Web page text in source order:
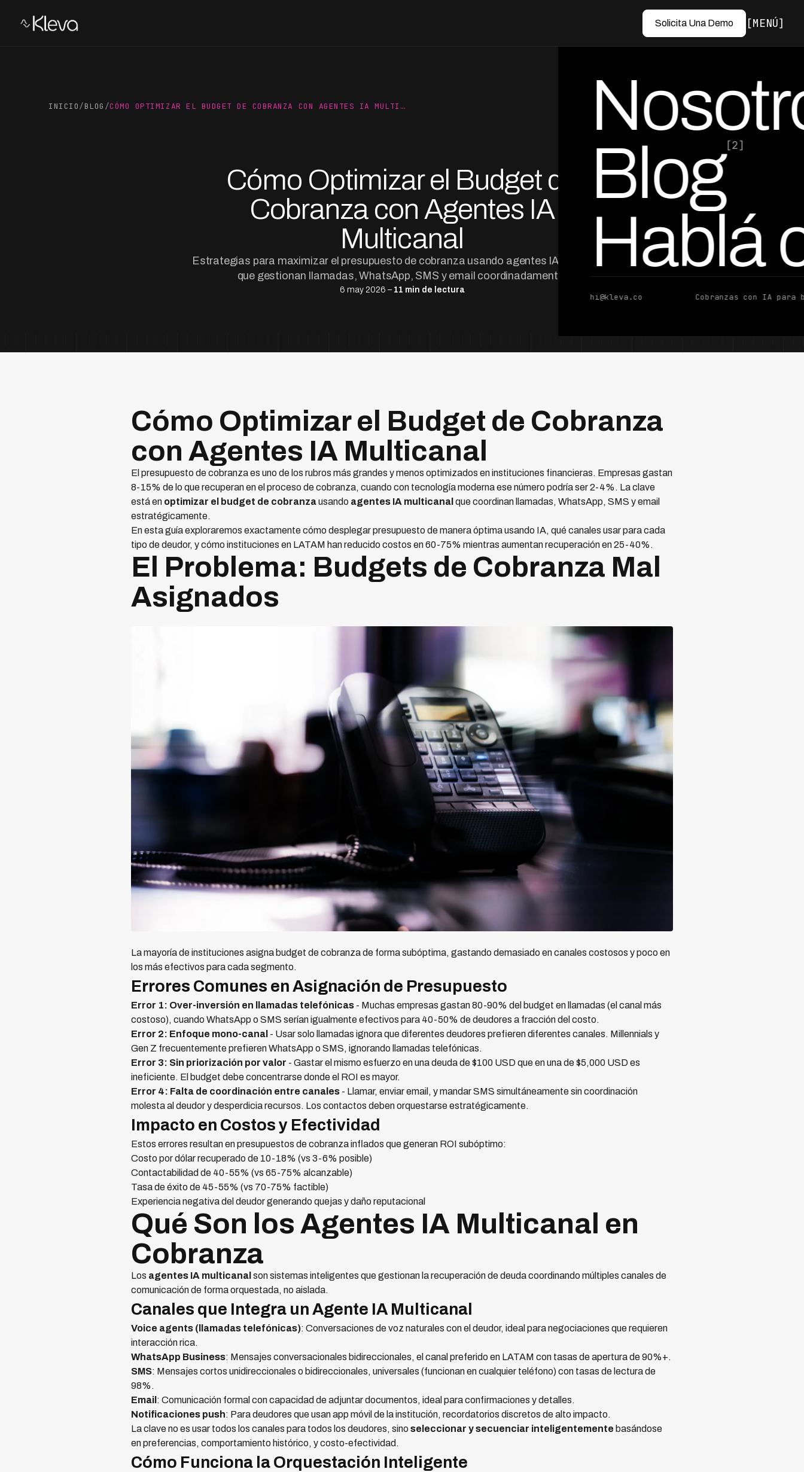
Solicita Una Demo MENÚ
Blog[2]
Hablá
hi@kleva.co Cobranzas con IA para
INICIO/BLOG /CÓMO OPTIMIZAR EL BUDGET DE COBRANZA CON AGENTES IA MULTI…
Cómo Optimizar el Budget de
Cobranza con Agentes IA
Multicanal
Estrategias para maximizar el presupuesto de cobranza usando agentes IA multicanal
que gestionan llamadas, WhatsApp, SMS y email coordinadamente.
6 may 2026 – 11 min de lectura
por Ed Escobar
Co-Founder & CEO
Cómo Optimizar el Budget de Cobranza
con Agentes IA Multicanal
El presupuesto de cobranza es uno de los rubros más grandes y menos optimizados en instituciones financieras. Empresas gastan
8-15% de lo que recuperan en el proceso de cobranza, cuando con tecnología moderna ese número podría ser 2-4%. La clave
está en optimizar el budget de cobranzausando agentes IA multicanal que coordinan llamadas, WhatsApp, SMS y email
estratégicamente.
En esta guía exploraremos exactamente cómo desplegar presupuesto de manera óptima usando IA, qué canales usar para cada
tipo de deudor, y cómo instituciones en LATAM han reducido costos en 60-75% mientras aumentan recuperación en 25-40%.
El Problema: Budgets de Cobranza Mal
Asignados
La mayoría de instituciones asigna budget de cobranza de forma subóptima, gastando demasiado en canales costosos y poco en
los más efectivos para cada segmento.
Errores Comunes en Asignación de Presupuesto
Error 1: Over-inversión en llamadas telefónicas - Muchas empresas gastan 80-90% del budget en llamadas (el canal más
costoso), cuando WhatsApp o SMS serían igualmente efectivos para 40-50% de deudores a fracción del costo.
Error 2: Enfoque mono-canal - Usar solo llamadas ignora que diferentes deudores prefieren diferentes canales. Millennials y
Gen Z frecuentemente prefieren WhatsApp o SMS, ignorando llamadas telefónicas.
Error 3: Sin priorización por valor - Gastar el mismo esfuerzo en una deuda de $100 USD que en una de $5,000 USD es
ineficiente. El budget debe concentrarse donde el ROI es mayor.
Error 4: Falta de coordinación entre canales - Llamar, enviar email, y mandar SMS simultáneamente sin coordinación
molesta al deudor y desperdicia recursos. Los contactos deben orquestarse estratégicamente.
Impacto en Costos y Efectividad
Estos errores resultan en presupuestos de cobranza inflados que generan ROI subóptimo:
Costo por dólar recuperado de 10-18% (vs 3-6% posible)
Contactabilidad de 40-55% (vs 65-75% alcanzable)
Tasa de éxito de 45-55% (vs 70-75% factible)
Experiencia negativa del deudor generando quejas y daño reputacional
Qué Son los Agentes IA Multicanal en
Cobranza
Los agentes IA multicanal son sistemas inteligentes que gestionan la recuperación de deuda coordinando múltiples canales de
comunicación de forma orquestada, no aislada.
Canales que Integra un Agente IA Multicanal
Voice agents (llamadas telefónicas): Conversaciones de voz naturales con el deudor, ideal para negociaciones que requieren
interacción rica.
WhatsApp Business: Mensajes conversacionales bidireccionales, el canal preferido en LATAM con tasas de apertura de 90%+.
SMS: Mensajes cortos unidireccionales o bidireccionales, universales (funcionan en cualquier teléfono) con tasas de lectura de
98%.
Email : Comunicación formal con capacidad de adjuntar documentos, ideal para confirmaciones y detalles.
Notificaciones push: Para deudores que usan app móvil de la institución, recordatorios discretos de alto impacto.
La clave no es usar todos los canales para todos los deudores, sino seleccionar y secuenciar inteligentemente basándose
en preferencias, comportamiento histórico, y costo-efectividad.
Cómo Funciona la Orquestación Inteligente